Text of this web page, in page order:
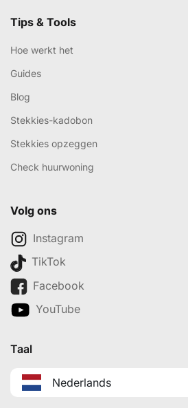
Tips & Tools
Hoe werkt het
Guides
Blog
Stekkies-kadobon
Stekkies opzeggen
Check huurwoning
Volg ons
Instagram
TikTok
Facebook
YouTube
Taal
Nederlands